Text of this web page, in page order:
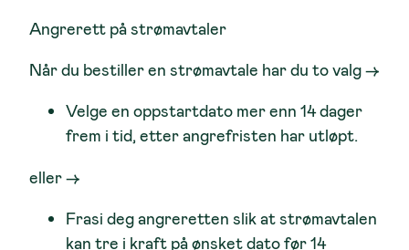
Angrerett på strømavtaler
Når du bestiller en strømavtale har du to valg →
Velge en oppstartdato mer enn 14 dager
frem i tid, etter angrefristen har utløpt.
eller →
Frasi deg angreretten slik at strømavtalen
kan tre i kraft på ønsket dato før 14